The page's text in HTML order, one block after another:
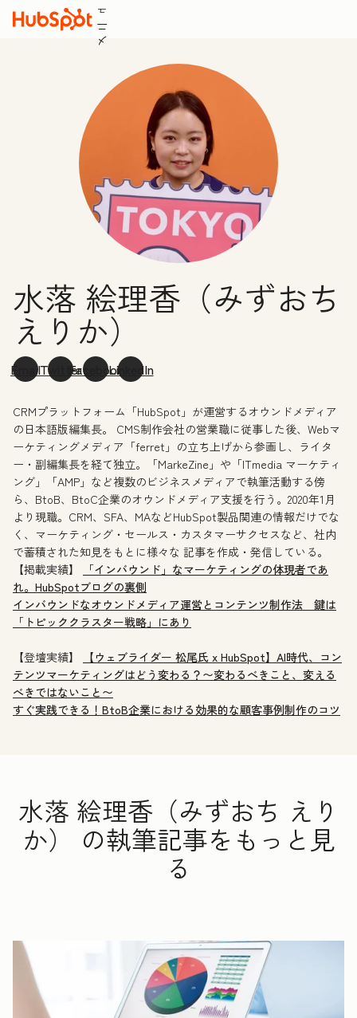
メ
ニ
ュ
水落 絵理香（みずおち
えりか）
EmailTwitterFacebookLinkedIn
CRMプラットフォーム「HubSpot」が運営するオウンドメディア
の日本語版編集長。 CMS制作会社の営業職に従事した後、Webマ
ーケティングメディア「ferret」の立ち上げから参画し、ライタ
ー・副編集長を経て独立。「MarkeZine」や「ITmedia マーケティ
ング」「AMP」など複数のビジネスメディアで執筆活動する傍
ら、BtoB、BtoC企業のオウンドメディア支援を行う。2020年1月
より現職。CRM、SFA、MAなどHubSpot製品関連の情報だけでな
く、マーケティング・セールス・カスタマーサクセスなど、社内
で蓄積された知見をもとに様々な 記事を作成・発信している。
【掲載実績】
「インバウンド」なマーケティングの体現者であ
れ。HubSpotブログの裏側
インバウンドなオウンドメディア運営とコンテンツ制作法 鍵は
「トピッククラスター戦略」にあり
【登壇実績】
【ウェブライダー 松尾氏 x HubSpot】AI時代、コン
テンツマーケティングはどう変わる？〜変わるべきこと、変える
べきではないこと〜
すぐ実践できる！BtoB企業における効果的な顧客事例制作のコツ
水落 絵理香（みずおち えり
か） の執筆記事をもっと見
る